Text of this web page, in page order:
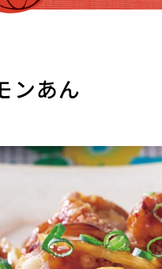
ンあん